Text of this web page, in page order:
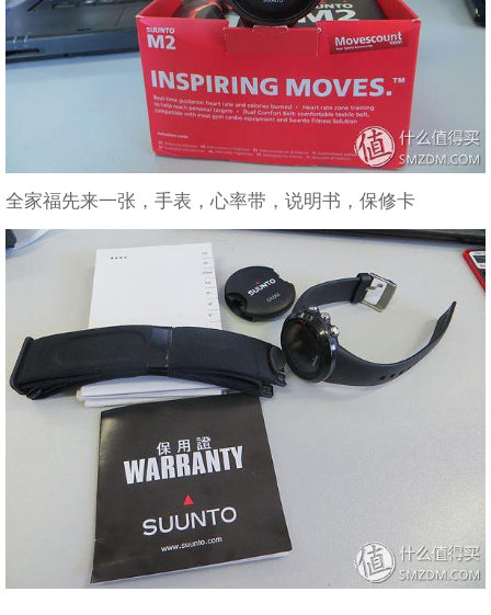
全家福先来一张，手表，心率带，说明书，保修卡